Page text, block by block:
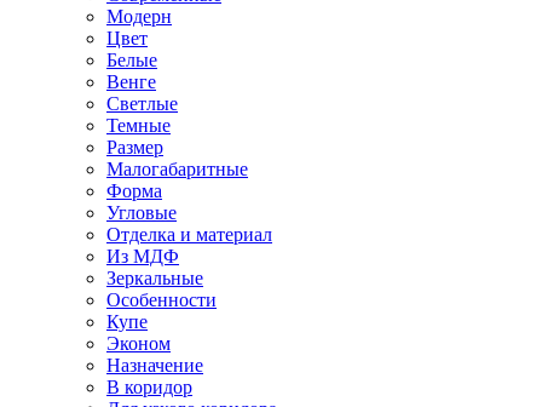
Модерн
Цвет
Белые
Венге
Светлые
Темные
Размер
Малогабаритные
Форма
Угловые
Отделка и материал
Из МДФ
Зеркальные
Особенности
Купе
Эконом
Назначение
В коридор